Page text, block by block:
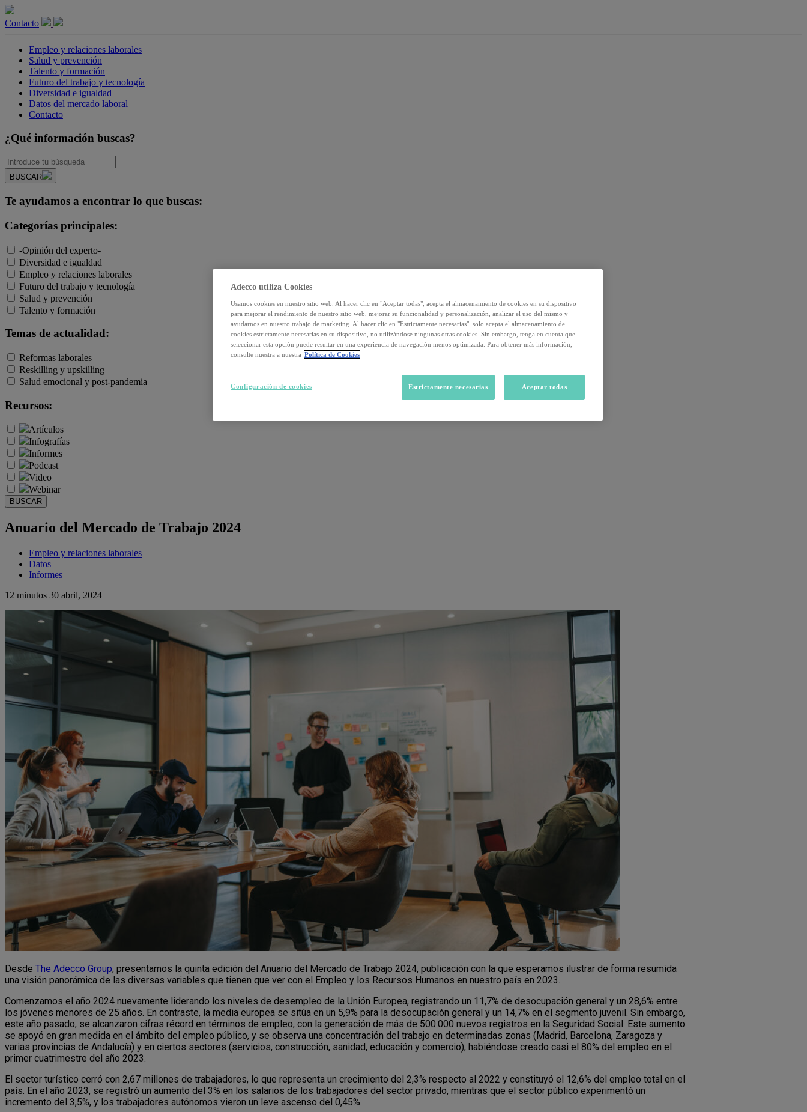
Contacto
Empleo y relaciones laborales
Salud y prevención
Talento y formación
Futuro del trabajo y tecnología
Diversidad e igualdad
Datos del mercado laboral
Contacto
¿Qué información buscas?
BUSCAR
Te ayudamos a encontrar lo que buscas:
Categorías principales:
-Opinión del experto-
Diversidad e igualdad
Empleo y relaciones laborales
Futuro del trabajo y tecnología
Salud y prevención
Talento y formación
Temas de actualidad:
Reformas laborales
Reskilling y upskilling
Salud emocional y post-pandemia
Recursos:
Artículos
Infografías
Informes
Podcast
Video
Webinar
BUSCAR
Anuario del Mercado de Trabajo 2024
Empleo y relaciones laborales
Datos
Informes
12 minutos 30 abril, 2024
Desde The Adecco Group, presentamos la quinta edición del Anuario del Mercado de Trabajo 2024, publicación con la que esperamos ilustrar de forma resumida
una visión panorámica de las diversas variables que tienen que ver con el Empleo y los Recursos Humanos en nuestro país en 2023.
Comenzamos el año 2024 nuevamente liderando los niveles de desempleo de la Unión Europea, registrando un 11,7% de desocupación general y un 28,6% entre
los jóvenes menores de 25 años. En contraste, la media europea se sitúa en un 5,9% para la desocupación general y un 14,7% en el segmento juvenil. Sin embargo,
este año pasado, se alcanzaron cifras récord en términos de empleo, con la generación de más de 500.000 nuevos registros en la Seguridad Social. Este aumento
se apoyó en gran medida en el ámbito del empleo público, y se observa una concentración del trabajo en determinadas zonas (Madrid, Barcelona, Zaragoza y
varias provincias de Andalucía) y en ciertos sectores (servicios, construcción, sanidad, educación y comercio), habiéndose creado casi el 80% del empleo en el
primer cuatrimestre del año 2023.
El sector turístico cerró con 2,67 millones de trabajadores, lo que representa un crecimiento del 2,3% respecto al 2022 y constituyó el 12,6% del empleo total en el
país. En el año 2023, se registró un aumento del 3% en los salarios de los trabajadores del sector privado, mientras que el sector público experimentó un
incremento del 3,5%, y los trabajadores autónomos vieron un leve ascenso del 0,45%.
Adecco utiliza Cookies
Usamos cookies en nuestro sitio web. Al hacer clic en "Aceptar todas", acepta el almacenamiento de cookies en su dispositivo
para mejorar el rendimiento de nuestro sitio web, mejorar su funcionalidad y personalización, analizar el uso del mismo y
ayudarnos en nuestro trabajo de marketing. Al hacer clic en "Estrictamente necesarias", solo acepta el almacenamiento de
cookies estrictamente necesarias en su dispositivo, no utilizándose ningunas otras cookies. Sin embargo, tenga en cuenta que
seleccionar esta opción puede resultar en una experiencia de navegación menos optimizada. Para obtener más información,
consulte nuestra a nuestra Política de Cookies
Estrictamente necesarias Aceptar todas
Configuración de cookies